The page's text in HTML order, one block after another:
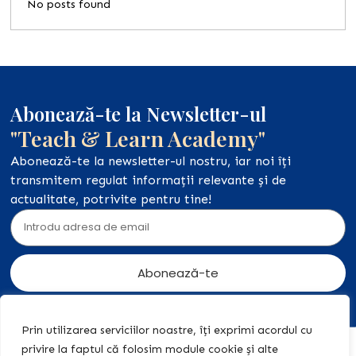
Prin utilizarea serviciilor noastre, îți exprimi acordul cu
privire la faptul că folosim module cookie și alte
No posts found
Abonează-te la Newsletter-ul
"Teach & Learn Academy"
Abonează-te la newsletter-ul nostru, iar noi îți
transmitem regulat informații relevante și de
actualitate, potrivite pentru tine!
Abonează-te